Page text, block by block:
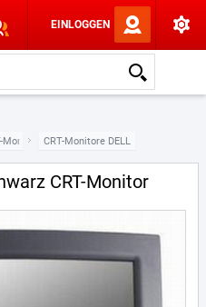
EINLOGGEN
Monitore CRT-Monitore DELL
CRT-Monitor